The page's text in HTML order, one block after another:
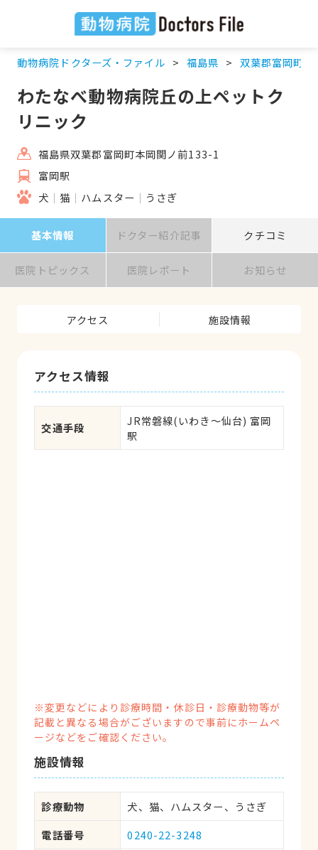
動物病院ドクターズ・ファイル 福島県 双葉郡富岡町
わたなべ動物病院丘の上ペットク
リニック
福島県双葉郡富岡町本岡関ノ前133-1
富岡駅
犬
猫 ハムスター うさぎ
基本情報 ドクター紹介記事 クチコミ
医院トピックス 医院レポート お知らせ
アクセス 施設情報
アクセス情報
交通手段
JR常磐線(いわき～仙台) 富岡
駅
※変更などにより診療時間・休診日・診療動物等が
記載と異なる場合がございますので事前にホームペ
ージなどをご確認ください。
施設情報
診療動物
犬、猫、ハムスター、うさぎ
電話番号
0240-22-3248